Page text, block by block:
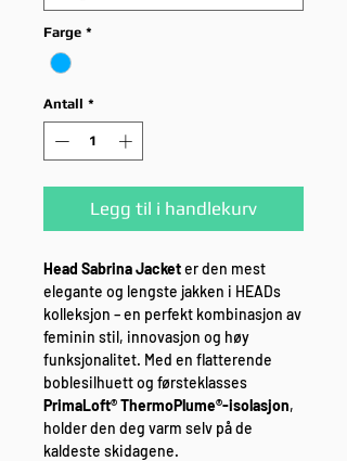
Farge *
Antall *
Legg til i handlekurv
Head Sabrina Jacketer den mest
elegante og lengste jakken i HEADs
kolleksjon – en perfekt kombinasjon av
feminin stil, innovasjon og høy
funksjonalitet. Med en flatterende
boblesilhuett og førsteklasses
PrimaLoft® ThermoPlume®-isolasjon,
holder den deg varm selv på de
kaldeste skidagene.